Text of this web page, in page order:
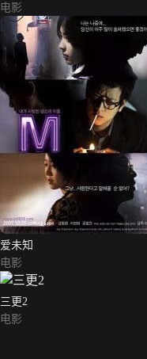
电影
爱未知
电影
三更2
电影